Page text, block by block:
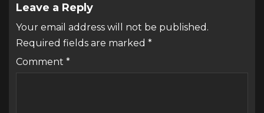
Leave a Reply
Your email address will not be published.
Required fields are marked *
Comment *